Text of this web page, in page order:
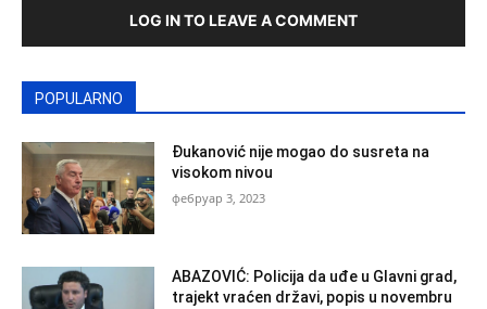
LOG IN TO LEAVE A COMMENT
POPULARNO
Đukanović nije mogao do susreta na
visokom nivou
фебруар 3, 2023
ABAZOVIĆ: Policija da uđe u Glavni grad,
trajekt vraćen državi, popis u novembru